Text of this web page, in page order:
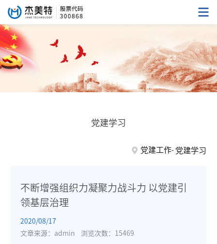
党建学习
党建工作 党建学习
不断增强组织力凝聚力战斗力 以党建引
领基层治理
2020/08/17
文章来源：admin
浏览次数：15469